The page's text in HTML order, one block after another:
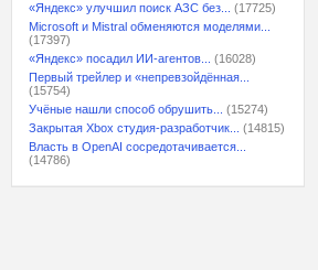
«Яндекс» улучшил поиск АЗС без...
(17725)
Microsoft и Mistral обменяются моделями...
(17397)
«Яндекс» посадил ИИ-агентов...
(16028)
Первый трейлер и «непревзойдённая...
(15754)
Учёные нашли способ обрушить...
(15274)
Закрытая Xbox студия-разработчик...
(14815)
Власть в OpenAI сосредотачивается...
(14786)